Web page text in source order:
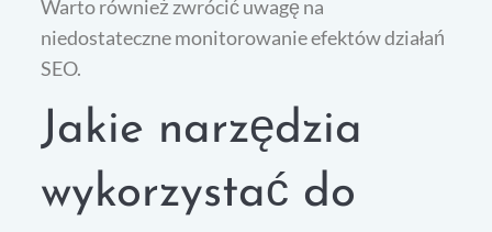
Warto również zwrócić uwagę na
niedostateczne monitorowanie efektów działań
SEO.
Jakie narzędzia
wykorzystać do